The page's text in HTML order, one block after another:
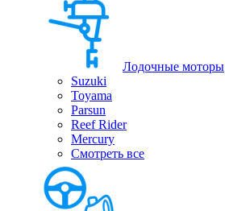
Лодочные моторы
Suzuki
Toyama
Parsun
Reef Rider
Mercury
Смотреть все